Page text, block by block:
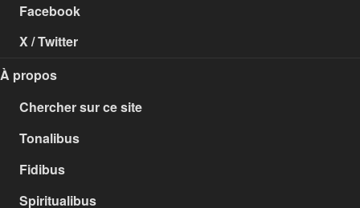
Facebook
X / Twitter
À propos
Chercher sur ce site
Tonalibus
Fidibus
Spiritualibus